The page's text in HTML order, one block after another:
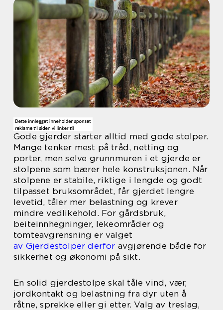
Gode gjerder starter alltid med gode stolper.
Mange tenker mest på tråd, netting og
porter, men selve grunnmuren i et gjerde er
stolpene som bærer hele konstruksjonen. Når
stolpene er stabile, riktige i lengde og godt
tilpasset bruksområdet, får gjerdet lengre
levetid, tåler mer belastning og krever
mindre vedlikehold. For gårdsbruk,
beiteinnhegninger, lekeområder og
tomteavgrensning er valget
av Gjerdestolper derfor avgjørende både for
sikkerhet og økonomi på sikt.
En solid gjerdestolpe skal tåle vind, vær,
jordkontakt og belastning fra dyr uten å
råtne, sprekke eller gi etter. Valg av treslag,